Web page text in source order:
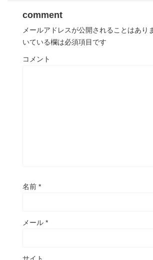
comment
メールアドレスが公開されることはあり
いている欄は必須項目です
コメント
名前 *
メール *
サイト